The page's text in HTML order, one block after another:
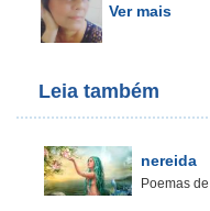
Ver mais
Leia também
nereida
Poemas